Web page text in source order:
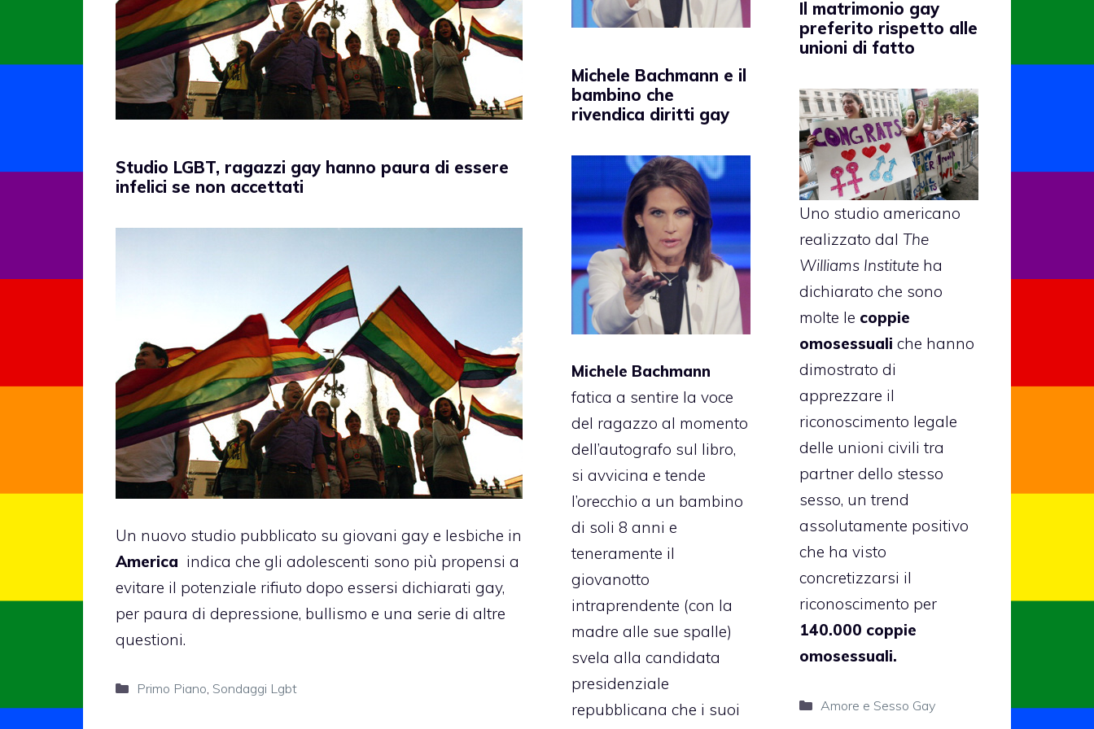
Studio LGBT, ragazzi gay hanno paura di essere
infelici se non accettati
Un nuovo studio pubblicato su giovani gay e lesbiche in
America indica che gli adolescenti sono più propensi a
evitare il potenziale rifiuto dopo essersi dichiarati gay,
per paura di depressione, bullismo e una serie di altre
questioni.
Categorie
Primo Piano Sondaggi Lgbt
Michele Bachmann e il
bambino che
rivendica diritti gay
Michele Bachmann
fatica a sentire la voce
del ragazzo al momento
dell’autografo sul libro,
si avvicina e tende
l’orecchio a un bambino
di soli 8 anni e
teneramente il
giovanotto
intraprendente (con la
madre alle sue spalle)
svela alla candidata
presidenziale
repubblicana che i suoi
Il matrimonio gay
preferito rispetto alle
unioni di fatto
Uno studio americano
realizzato dal The
Williams Institute ha
dichiarato che sono
molte le coppie
omosessuali che hanno
dimostrato di
apprezzare il
riconoscimento legale
delle unioni civili tra
partner dello stesso
sesso, un trend
assolutamente positivo
che ha visto
concretizzarsi il
riconoscimento per
140.000 coppie
omosessuali.
Categorie
Amore e Sesso Gay